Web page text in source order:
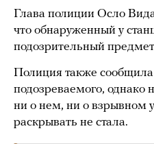
Глава полиции Осло
что обнаруженный у
подозрительный
Полиция также
подозреваемого, однако
ни о нем, ни о взрывном
раскрывать не стала.